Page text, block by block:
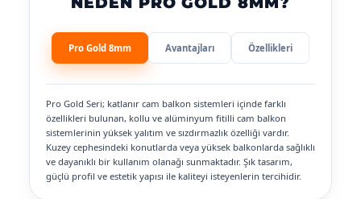
Pro Gold 8mm Avantajları Özellikleri
Pro Gold Seri; katlanır cam balkon sistemleri içinde farklı
özellikleri bulunan, kollu ve alüminyum fitilli cam balkon
sistemlerinin yüksek yalıtım ve sızdırmazlık özelliği vardır.
Kuzey cephesindeki konutlarda veya yüksek balkonlarda sağlıklı
ve dayanıklı bir kullanım olanağı sunmaktadır. Şık tasarım,
güçlü profil ve estetik yapısı ile kaliteyi isteyenlerin tercihidir.